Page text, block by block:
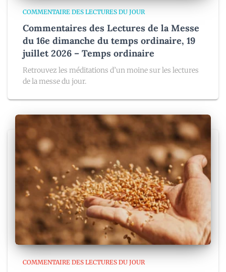
COMMENTAIRE DES LECTURES DU JOUR
Commentaires des Lectures de la Messe
du 16e dimanche du temps ordinaire, 19
juillet 2026 – Temps ordinaire
Retrouvez les méditations d’un moine sur les lectures
de la messe du jour.
COMMENTAIRE DES LECTURES DU JOUR